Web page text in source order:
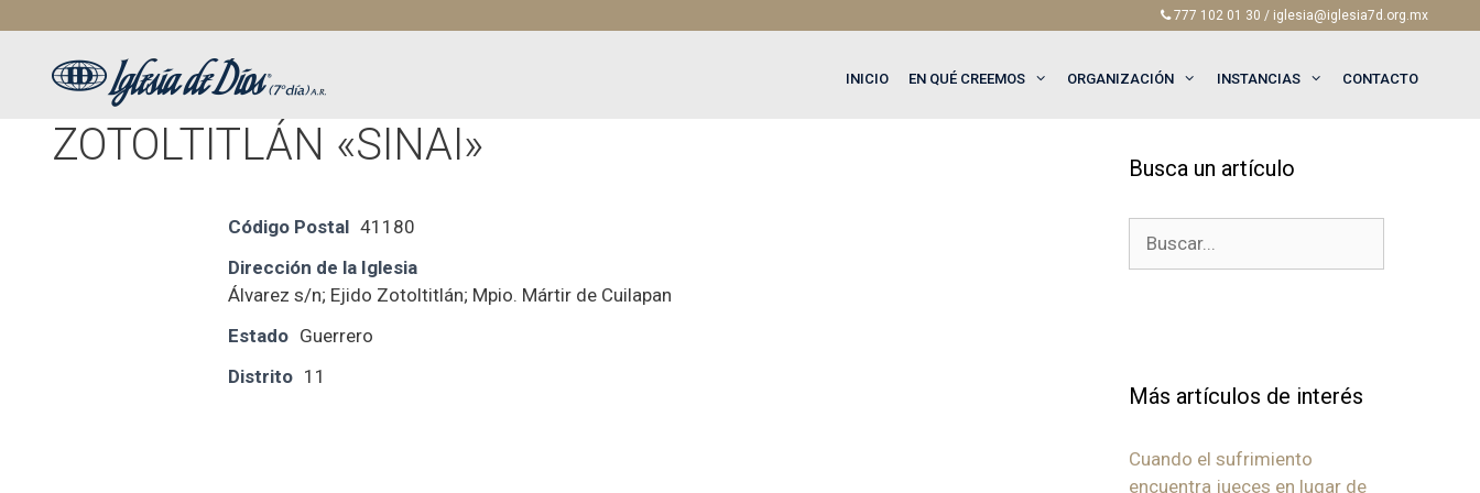
contenido
777 102 01 30 / iglesia@iglesia7d.org.mx
INICIO EN QUÉ CREEMOS ORGANIZACIÓN INSTANCIAS CONTACTO
ZOTOLTITLÁN «SINAI»
Código Postal 41180
Dirección de la Iglesia
Álvarez s/n; Ejido Zotoltitlán; Mpio. Mártir de Cuilapan
Estado Guerrero
Distrito 11
Busca un artículo
Más artículos de interés
Cuando el sufrimiento
encuentra jueces en lugar de